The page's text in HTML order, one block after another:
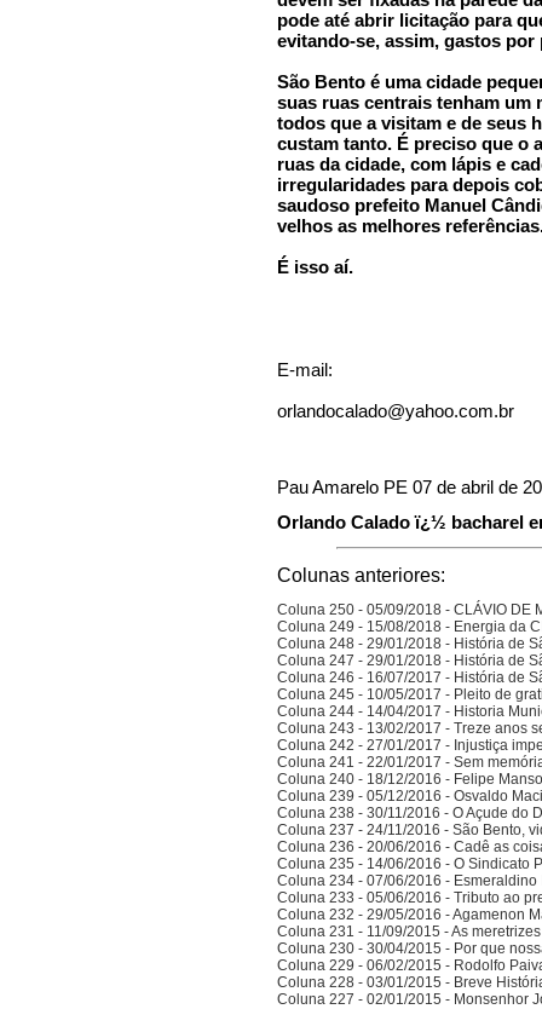
pode até abrir licitação para
evitando-se, assim, gastos
São Bento é uma cidade
suas ruas centrais tenham um
todos que a visitam e de seus
custam tanto. É preciso que o
ruas da cidade, com lápis e
irregularidades para depois
saudoso prefeito Manuel
velhos as melhores
É isso aí.
E-mail:
orlandocalado@yahoo.com.br
Pau Amarelo PE 07 de abril de
Orlando Calado ï¿½ bacharel
Colunas anteriores:
Coluna 250 - 05/09/2018 - CLÁVIO DE
Coluna 249 - 15/08/2018 - Energia da
Coluna 248 - 29/01/2018 - História de
Coluna 247 - 29/01/2018 - História de
Coluna 246 - 16/07/2017 - História de
Coluna 245 - 10/05/2017 - Pleito de
Coluna 244 - 14/04/2017 - Historia
Coluna 243 - 13/02/2017 - Treze anos
Coluna 242 - 27/01/2017 - Injustiça
Coluna 241 - 22/01/2017 - Sem
Coluna 240 - 18/12/2016 - Felipe
Coluna 239 - 05/12/2016 - Osvaldo
Coluna 238 - 30/11/2016 - O Açude do
Coluna 237 - 24/11/2016 - São Bento,
Coluna 236 - 20/06/2016 - Cadê as
Coluna 235 - 14/06/2016 - O Sindicato
Coluna 234 - 07/06/2016 -
Coluna 233 - 05/06/2016 - Tributo ao
Coluna 232 - 29/05/2016 - Agamenon
Coluna 231 - 11/09/2015 - As
Coluna 230 - 30/04/2015 - Por que
Coluna 229 - 06/02/2015 - Rodolfo
Coluna 228 - 03/01/2015 - Breve
Coluna 227 - 02/01/2015 - Monsenhor